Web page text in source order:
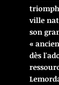
ville
son
«
dès